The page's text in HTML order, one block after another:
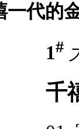
一代的
1#
千